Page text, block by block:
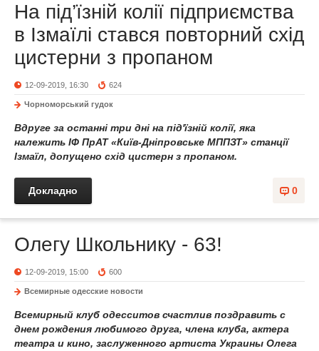
На під’їзній колії підприємства
в Ізмаїлі стався повторний схід
цистерни з пропаном
12-09-2019, 16:30 624
Чорноморський гудок
Вдруге за останні три дні на під'їзній колії, яка
належить ІФ ПрАТ «Київ-Дніпровське МППЗТ» станції
Ізмаїл, допущено схід цистерн з пропаном.
0
Докладно
Олегу Школьнику - 63!
12-09-2019, 15:00 600
Всемирные одесские новости
Всемирный клуб одесситов счастлив поздравить с
днем рождения любимого друга, члена клуба, актера
театра и кино, заслуженного артиста Украины Олега